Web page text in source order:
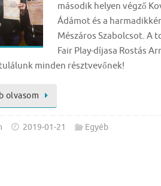
második helyen végző
Ádámot és a
Mészáros Szabolcsot. A
Fair Play-díjasa Rostás
minden résztvevőnek!
olvasom
2019-01-21 Egyéb